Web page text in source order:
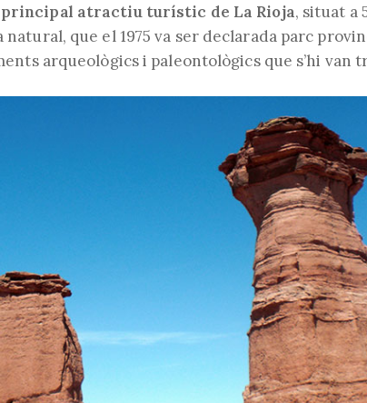
principal atractiu turístic de La Rioja, situat a
natural, que el 1975 va ser declarada parc
arqueològics i paleontològics que s’hi van